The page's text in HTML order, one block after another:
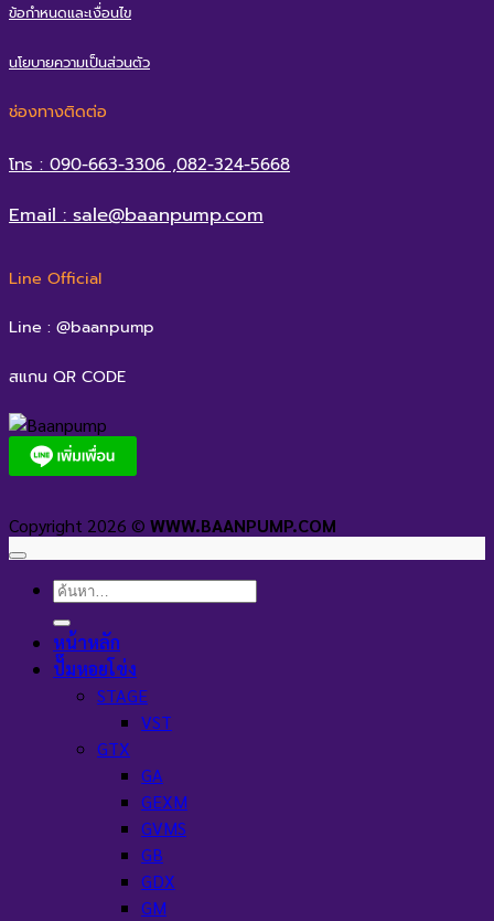
ข้อกำหนดและเงื่อนไข
นโยบายความเป็นส่วนตัว
ช่องทางติดต่อ
โทร : 090-663-3306 ,082-324-5668
Email : sale@baanpump.com
Line Official
Line : @baanpump
สแกน QR CODE
Copyright 2026 © WWW.BAANPUMP.COM
ค้นหา:
หน้าหลัก
ปั๊มหอยโข่ง
STAGE
VST
GTX
GA
GEXM
GVMS
GB
GDX
GM